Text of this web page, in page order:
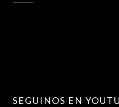
SEGUINOS EN